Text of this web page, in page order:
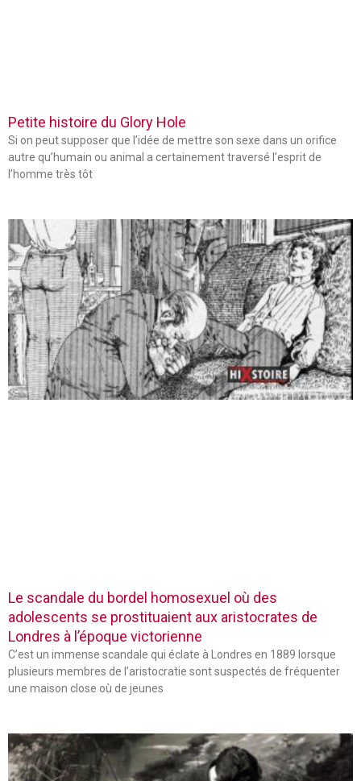
Petite histoire du Glory Hole
Si on peut supposer que l’idée de mettre son sexe dans un orifice
autre qu’humain ou animal a certainement traversé l’esprit de
l’homme très tôt
Le scandale du bordel homosexuel où des
adolescents se prostituaient aux aristocrates de
Londres à l’époque victorienne
C’est un immense scandale qui éclate à Londres en 1889 lorsque
plusieurs membres de l’aristocratie sont suspectés de fréquenter
une maison close où de jeunes